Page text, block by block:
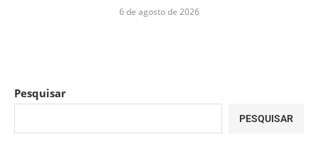
6 de agosto de 2026
Pesquisar
PESQUISAR